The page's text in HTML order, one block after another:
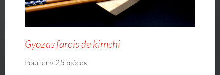
Gyozas farcis de kimchi
Pour env. 25 pièces